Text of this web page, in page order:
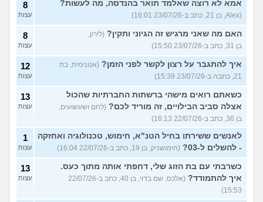
אמא לא רוצה שאלמד תואר בהנדסה, מה לעשות?
(Alex, בן 21, כתב ב-23/07/26 16:01)
8
עצות
האם מה שאני מרגיש זה הגיוני ותקין? (לירון,
בן 31, כתב ב-23/07/26 15:50)
8
עצות
איך להתגבר על רצון לקשר לפני הזמן? (אנונימית, בת
21, כתבה ב-23/07/26 15:39)
12
עצות
כשאתם רואים מישהי ברשתות החברתיות שהכול
אצלה סביב הבילויים, זה מוריד לכם? (לחם ושעשועים,
בן 36, כתב ב-22/07/26 16:13)
13
עצות
לאנשים ששירתו בחיל הטנ"א, חימוש, טכנולוגיה ואחזקה
- להשלים ל-03?
(חימושניק, בן 19, כתב ב-22/07/26 16:04)
1
עצות
כשרבתי עם בת הזוג שלי, דחפתי אותה מתוך כעס.
איך להתמודד?
(אלכס, שם בדוי, בן 40, כתב ב-22/07/26
15:53)
13
עצות